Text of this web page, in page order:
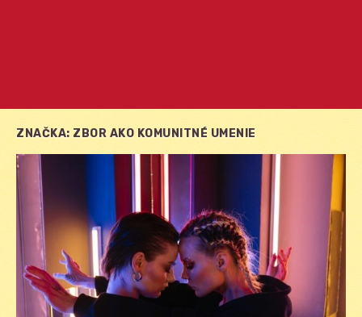
ZNAČKA: ZBOR AKO KOMUNITNÉ UMENIE